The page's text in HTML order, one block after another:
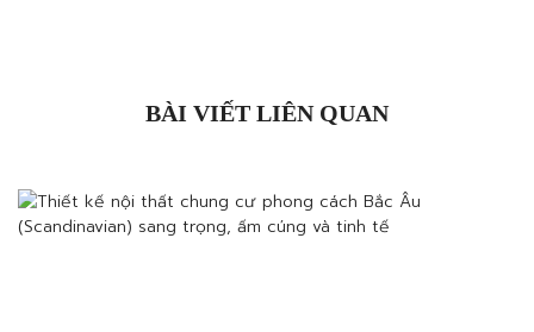
BÀI VIẾT LIÊN QUAN